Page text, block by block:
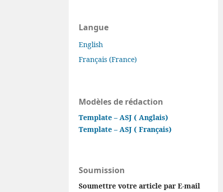
Langue
English
Français (France)
Modèles de rédaction
Template – ASJ ( Anglais)
Template – ASJ ( Français)
Soumission
Soumettre votre article par E-mail